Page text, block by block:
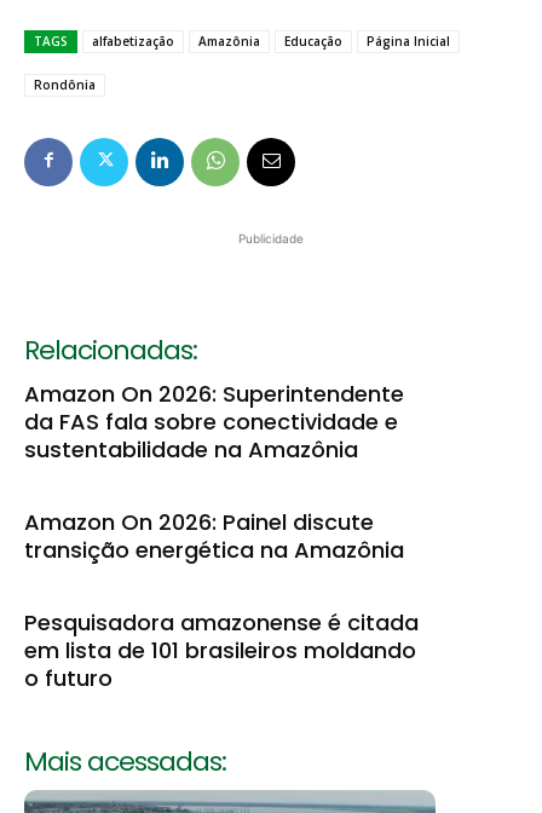
TAGS alfabetização Amazônia Educação Página Inicial
Rondônia
Publicidade
Relacionadas:
Amazon On 2026: Superintendente
da FAS fala sobre conectividade e
sustentabilidade na Amazônia
Amazon On 2026: Painel discute
transição energética na Amazônia
Pesquisadora amazonense é citada
em lista de 101 brasileiros moldando
o futuro
Mais acessadas: